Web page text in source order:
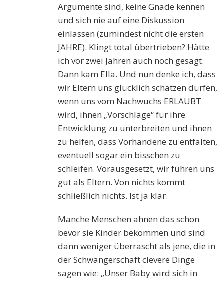
Argumente sind, keine Gnade kennen
und sich nie auf eine Diskussion
einlassen (zumindest nicht die ersten
JAHRE). Klingt total übertrieben? Hätte
ich vor zwei Jahren auch noch gesagt.
Dann kam Ella. Und nun denke ich, dass
wir Eltern uns glücklich schätzen dürfen,
wenn uns vom Nachwuchs ERLAUBT
wird, ihnen „Vorschläge“ für ihre
Entwicklung zu unterbreiten und ihnen
zu helfen, dass Vorhandene zu entfalten,
eventuell sogar ein bisschen zu
schleifen. Vorausgesetzt, wir führen uns
gut als Eltern. Von nichts kommt
schließlich nichts. Ist ja klar.
Manche Menschen ahnen das schon
bevor sie Kinder bekommen und sind
dann weniger überrascht als jene, die in
der Schwangerschaft clevere Dinge
sagen wie: „Unser Baby wird sich in